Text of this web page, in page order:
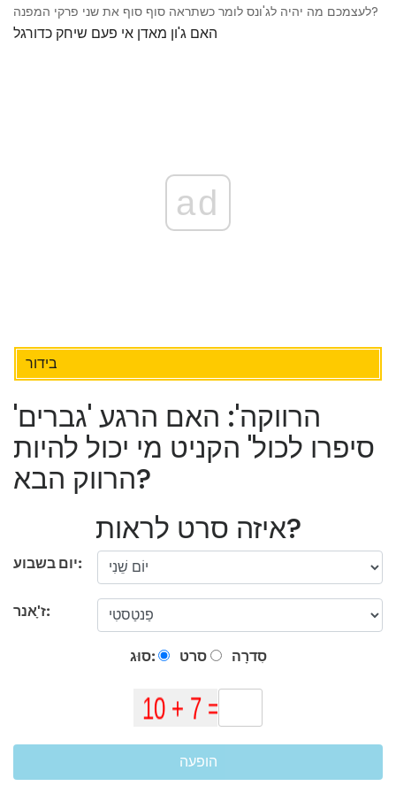
לעצמכם מה יהיה לג'ונס לומר כשתראה סוף סוף את שני פרקי המפנה?
האם ג'ון מאדן אי פעם שיחק כדורגל
ad
בידור
'הרווקה': האם הרגע 'גברים
סיפרו לכול' הקניט מי יכול להיות
הרווק הבא?
איזה סרט לראות?
יום בשבוע:
ז'ָאנר:
סוּג: סרט סִדרָה
הופעה